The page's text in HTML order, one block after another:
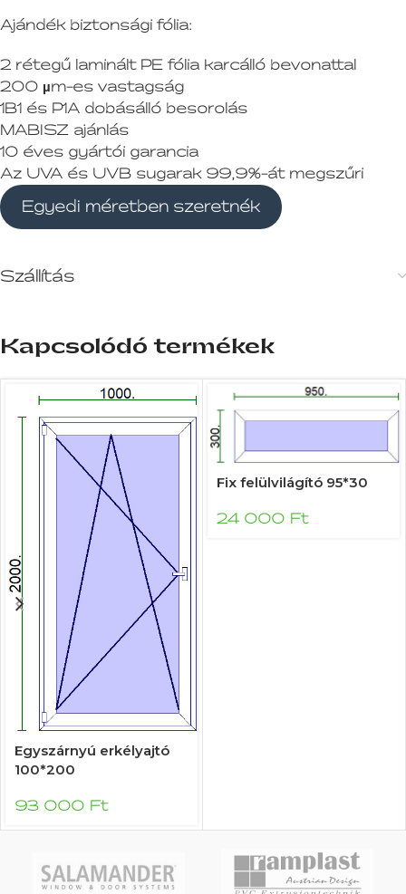
Ajándék biztonsági fólia:
2 rétegű laminált PE fólia karcálló bevonattal
200 µm-es vastagság
1B1 és P1A dobásálló besorolás
MABISZ ajánlás
10 éves gyártói garancia
Az UVA és UVB sugarak 99,9%-át megszűri
Egyedi méretben szeretnék
Szállítás
Kapcsolódó termékek
Egyszárnyú erkélyajtó
100*200
93 000 Ft
Fix felülvilágító 95*30
24 000 Ft